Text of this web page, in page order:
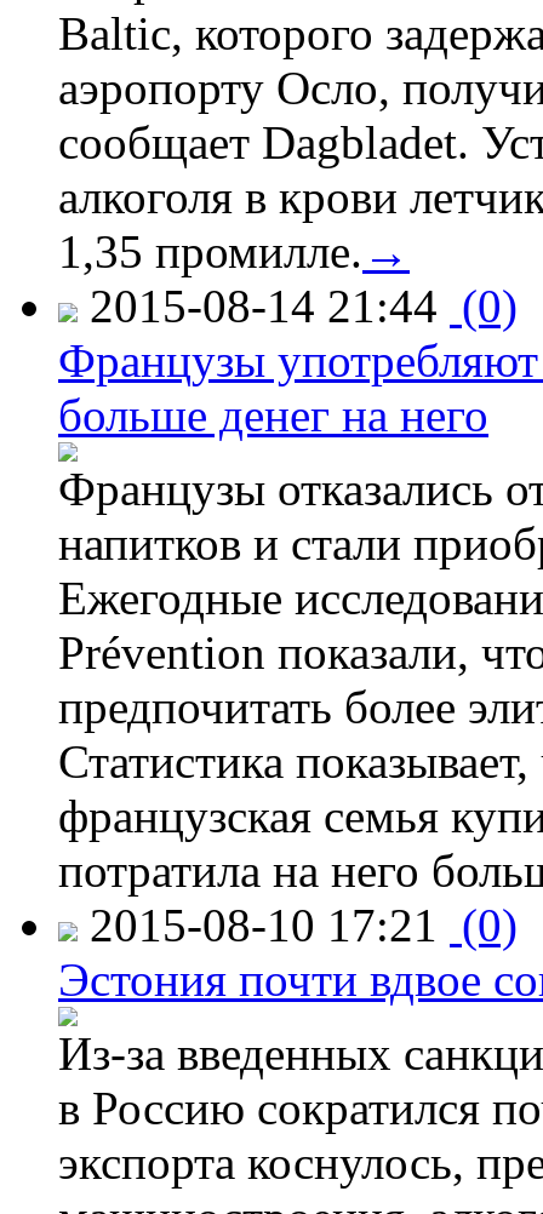
Baltic, которого
аэропорту Осло,
сообщает Dagbladet.
алкоголя в крови
1,35 промилле. →
2015-08-14 21:44 (0)
Французы
больше денег на него
Французы отказались
напитков и стали
Ежегодные
Prévention показали,
предпочитать более
Статистика
французская семья
потратила на него
2015-08-10 17:21 (0)
Эстония почти вдвое
Из-за введенных
в Россию сократился
экспорта коснулось,